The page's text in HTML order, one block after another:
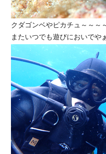
クダゴンベやピカチュ～～～
またいつでも遊びにおいでや